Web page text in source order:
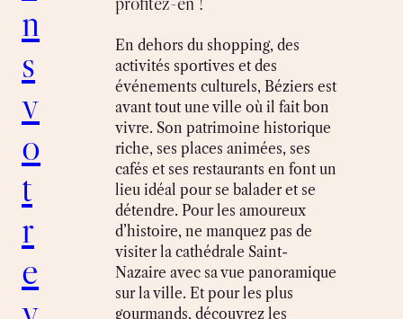
n
s
v
o
t
r
e
En dehors du shopping, des
activités sportives et des
événements culturels, Béziers est
avant tout une ville où il fait bon
vivre. Son patrimoine historique
riche, ses places animées, ses
cafés et ses restaurants en font un
lieu idéal pour se balader et se
détendre. Pour les amoureux
d’histoire, ne manquez pas de
visiter la cathédrale Saint-
Nazaire avec sa vue panoramique
sur la ville. Et pour les plus
gourmands, découvrez les